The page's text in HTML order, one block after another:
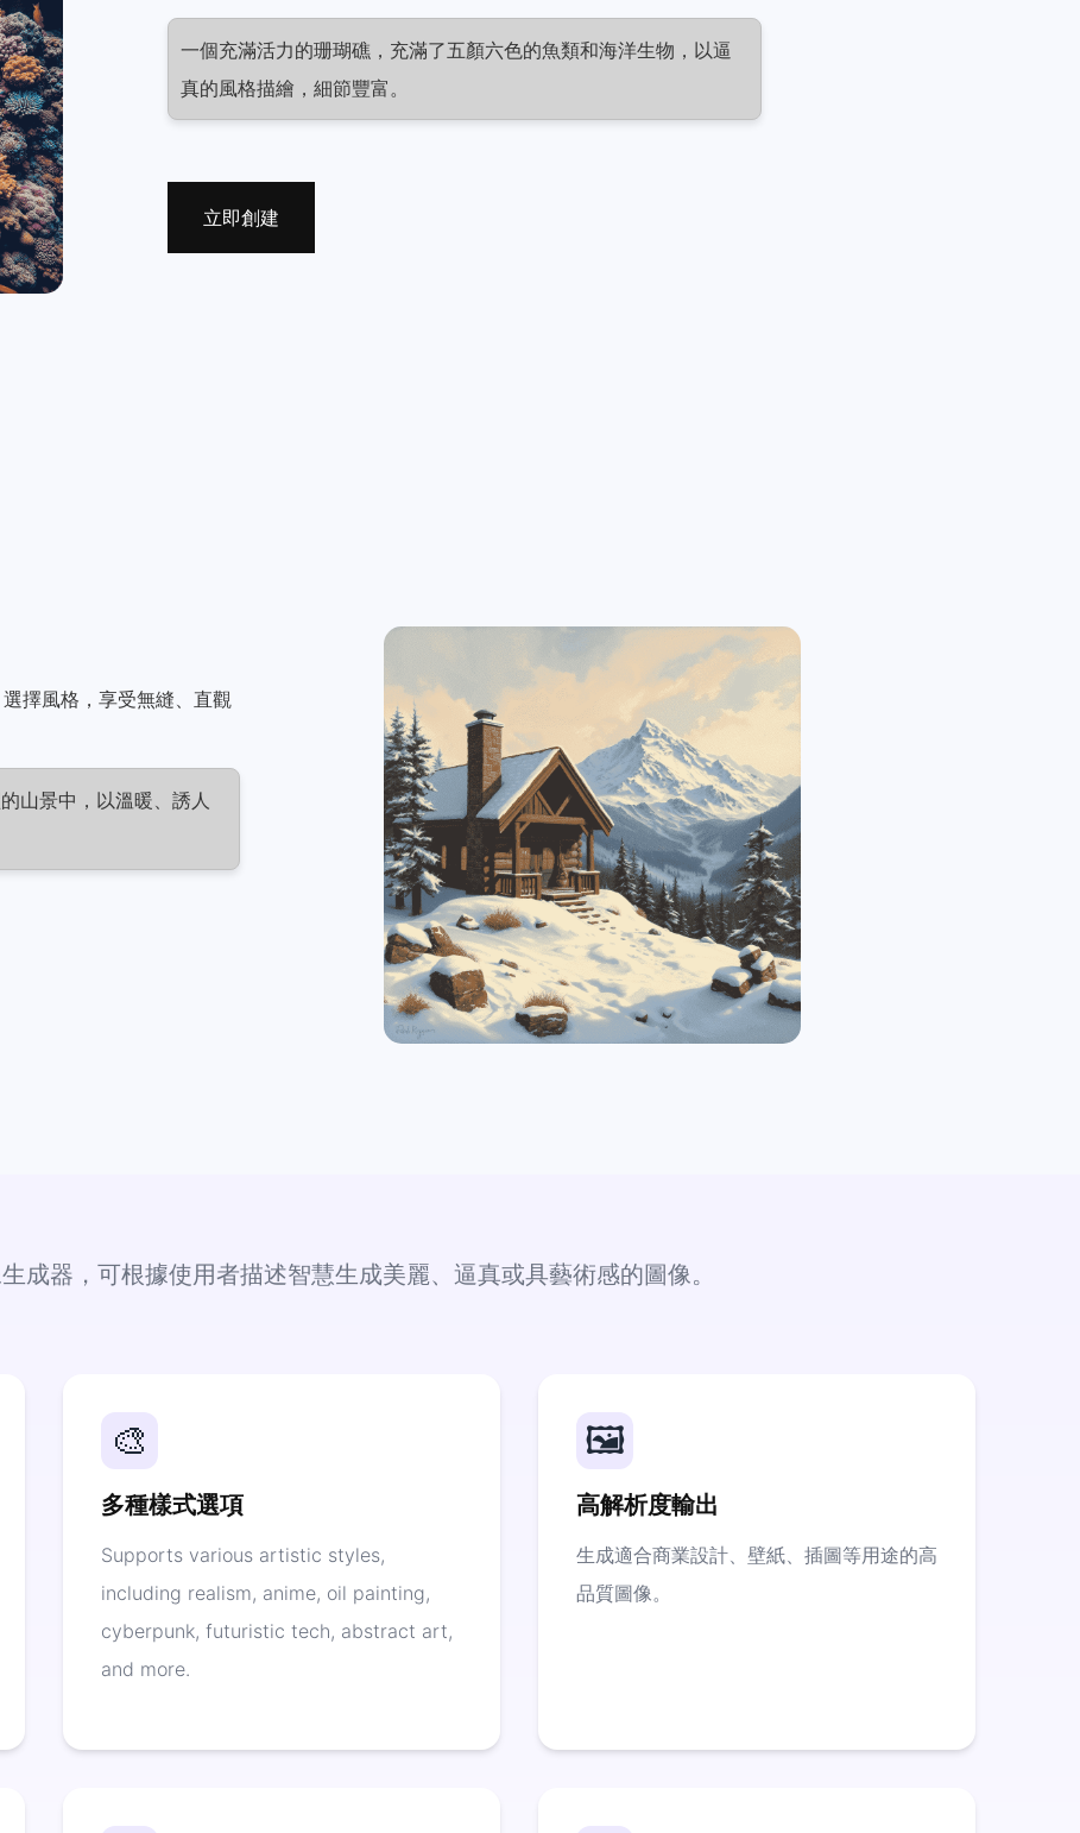
一個充滿活力的珊瑚礁，充滿了五顏六色的魚類和海洋生物，以逼
真的風格描繪，細節豐富。
立即創建
擇風格，享受無縫、直觀
山景中，以溫暖、誘人
成器，可根據使用者描述智慧生成美麗、逼真或具藝術感的圖像。
🎨
多種樣式選項
Supports various artistic styles,
including realism, anime, oil painting,
cyberpunk, futuristic tech, abstract art,
and more.
🖼️
高解析度輸出
生成適合商業設計、壁紙、插圖等用途的高
品質圖像。